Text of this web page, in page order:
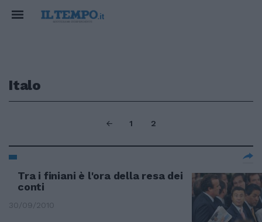
Italo
1 2
Tra i finiani è l'ora della resa dei
conti
30/09/2010